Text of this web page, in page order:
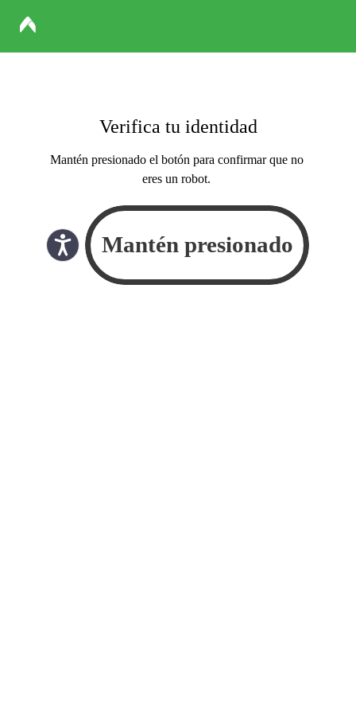
Verifica tu identidad
Mantén presionado el botón para confirmar que no
eres un robot.